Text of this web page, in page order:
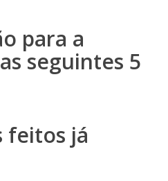
para a
seguintes 5
feitos já